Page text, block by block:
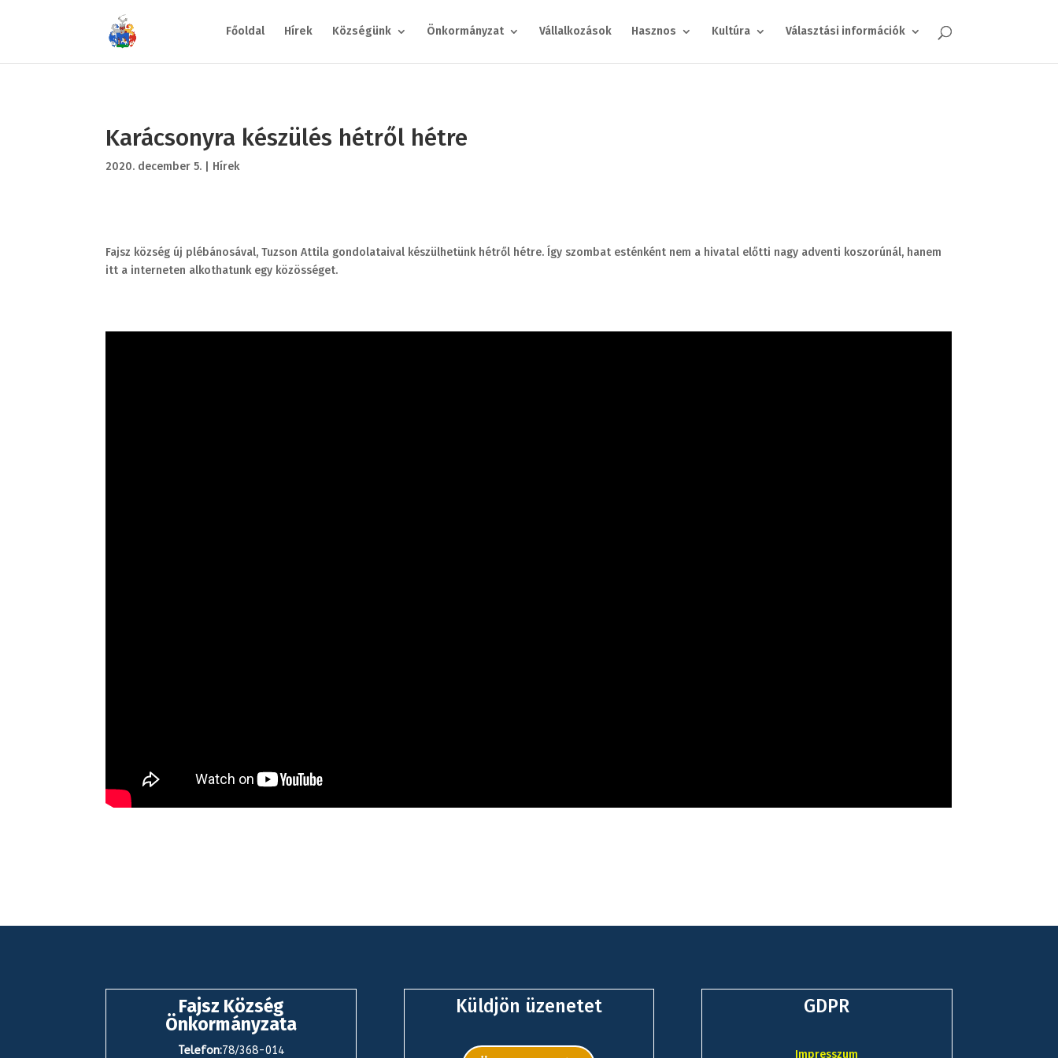
Főoldal Hírek Községünk Önkormányzat Vállalkozások Hasznos Kultúra Választási információk
Karácsonyra készülés hétről hétre
2020. december 5. Hírek
Fajsz község új plébánosával, Tuzson Attila gondolataival készülhetünk hétről hétre. Így szombat esténként nem a hivatal előtti nagy adventi koszorúnál, hanem
itt a interneten alkothatunk egy közösséget.
Fajsz Község
Önkormányzata
Telefon:78/368-014
Küldjön üzenetet GDPR
Impresszum